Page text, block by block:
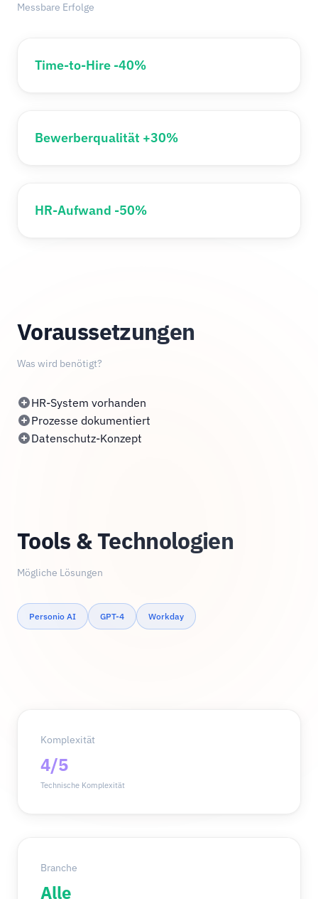
Messbare Erfolge
Time-to-Hire -40%
Bewerberqualität +30%
HR-Aufwand -50%
Voraussetzungen
Was wird benötigt?
HR-System vorhanden
Prozesse dokumentiert
Datenschutz-Konzept
Tools & Technologien
Mögliche Lösungen
Personio AI GPT-4 Workday
Komplexität
4/5
Technische Komplexität
Branche
Alle